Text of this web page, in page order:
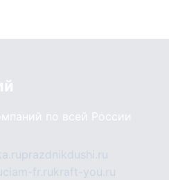
по всей России
prazdnikdushi.ru
ciam-fr.rukraft-you.ru